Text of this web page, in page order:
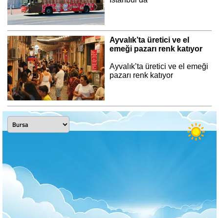
Ayvalık’ta üretici ve el
emeği pazarı renk katıyor
Ayvalık’ta üretici ve el emeği
pazarı renk katıyor